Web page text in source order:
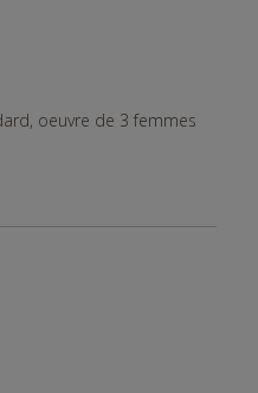
oeuvre de 3 femmes